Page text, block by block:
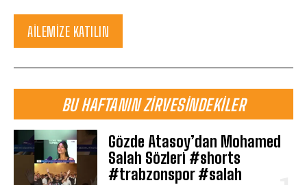
AILEMIZE KATILIN
BU HAFTANIN ZIRVESINDEKILER
Gözde Atasoy’dan Mohamed
Salah Sözleri #shorts
#trabzonspor #salah